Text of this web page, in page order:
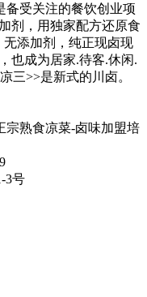
备受关注的餐饮创业项
剂，用独家配方还原食
添加剂，纯正现卤现
也成为居家.待客.休闲.
三>>是新式的川卤。
宗熟食凉菜-卤味加盟培
3号